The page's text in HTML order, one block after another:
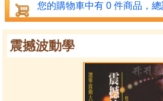
您的購物車中有 0 件商品，總
震撼波動學